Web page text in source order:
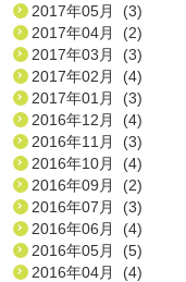
2017年05月 (3)
2017年04月 (2)
2017年03月 (3)
2017年02月 (4)
2017年01月 (3)
2016年12月 (4)
2016年11月 (3)
2016年10月 (4)
2016年09月 (2)
2016年07月 (3)
2016年06月 (4)
2016年05月 (5)
2016年04月 (4)